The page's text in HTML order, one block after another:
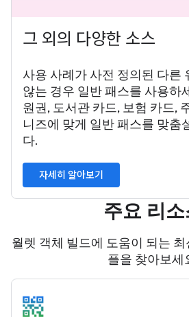
그 외의 다양한 소스
사용 사례가 사전 정의된 다른
않는 경우 일반 패스를 사용하
원권, 도서관 카드, 보험 카드,
니즈에 맞게 일반 패스를 맞춤
다.
자세히 알아보기
주요 리
월렛 객체 빌드에 도움이 되는
플을 찾아보세